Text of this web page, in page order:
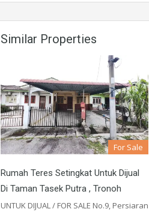
Similar Properties
For Sale
Rumah Teres Setingkat Untuk Dijual
Di Taman Tasek Putra , Tronoh
UNTUK DIJUAL / FOR SALE No.9, Persiaran